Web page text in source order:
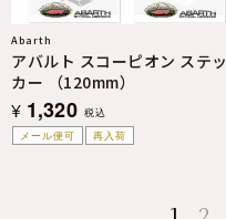
メール便可 再入荷
Abarth
アバルト スコーピオン ステッ
カー （120mm）
¥ 1,320 税込